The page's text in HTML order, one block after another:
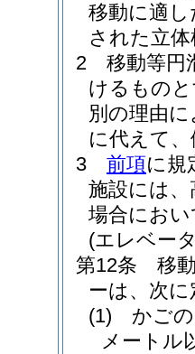
移動に適
された立
2
移動等円
けるもの
別の理由
に代えて
3
前項に規
施設には
場合にお
(エレベー
第12条
移
ーは、次
(1)
かご
メートル